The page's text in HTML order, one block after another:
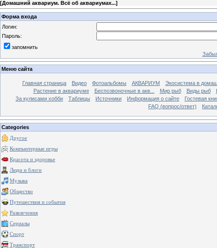
[Домашний аквариум. Всё об аквариумах...]
Форма входа
Логин:
Пароль:
запомнить
Меню сайта
Главная страница Видео Фотоальбомы АКВАРИУМ
Экосистема в
Растение в аквариуме
Беспозвоночные в акв... Мир рыб Виды рыб
За кулисами хобби
Таблицы Источники Информация о сайте
Гостевая
FAQ (вопрос/ответ)
Categories
Другое
Компьютерные игры
Красота и здоровье
Люди и блоги
Музыка
Общество
Путешествия и события
Развлечения
Сериалы
Спорт
Транспорт